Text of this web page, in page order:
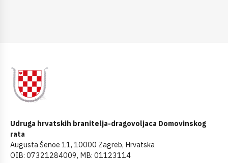
Udruga hrvatskih branitelja-dragovoljaca Domovinskog
rata
Augusta Šenoe 11, 10000 Zagreb, Hrvatska
OIB: 07321284009, MB: 01123114